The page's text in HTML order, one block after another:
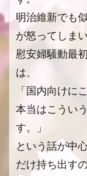
明治維新でも
が怒ってしま
慰安婦騒動最
は、
「国内向けに
本当はこうい
す。」
という話が中
だけ持ち出す